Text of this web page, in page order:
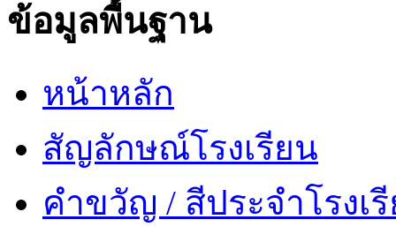
ข้อมูลพื้นฐาน
หน้าหลัก
สัญลักษณ์โรงเรียน
คำขวัญ / สีประจำโรงเ